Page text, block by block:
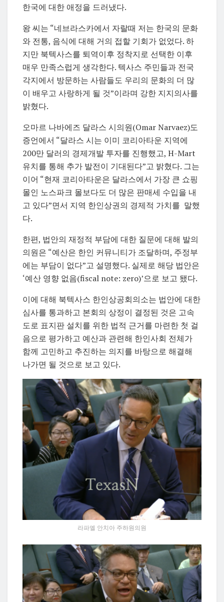
한국에 대한 애정을 드러냈다.
왕 씨는 “네브라스카에서 자랄때 저는 한국의 문화
와 전통, 음식에 대해 거의 접할 기회가 없었다. 하
지만 북텍사스를 퇴역이후 정착지로 선택한 이후
매우 만족스럽게 생각한다. 텍사스 주민들과 전국
각지에서 방문하는 사람들도 우리의 문화의 더 많
이 배우고 사랑하게 될 것”이라며 강한 지지의사를
밝혔다.
오마르 나바에즈 달라스 시의원(Omar Narvaez)도
증언에서 “달라스 시는 이미 코리아타운 지역에
200만 달러의 경제개발 투자를 진행했고, H-Mart
유치를 통해 추가 발전이 기대된다”고 밝혔다. 그는
이어 “현재 코리아타운은 달라스에서 가장 큰 쇼핑
몰인 노스파크 몰보다도 더 많은 판매세 수입을 내
고 있다”면서 지역 한인상권의 경제적 가치를 말했
다.
한편, 법안의 재정적 부담에 대한 질문에 대해 발의
의원은 “예산은 한인 커뮤니티가 조달하며, 주정부
에는 부담이 없다”고 설명했다. 실제로 해당 법안은
‘예산 영향 없음(fiscal note: zero)’으로 보고 됐다.
이에 대해 북텍사스 한인상공회의소는 법안에 대한
심사를 통과하고 본회의 상정이 결정된 것은 고속
도로 표지판 설치를 위한 법적 근거를 마련한 첫 걸
음으로 평가하고 예산과 관련해 한인사회 전체가
함께 고민하고 추진하는 의지를 바탕으로 해결해
나가면 될 것으로 보고 있다.
라파엘 안치아 주하원의원